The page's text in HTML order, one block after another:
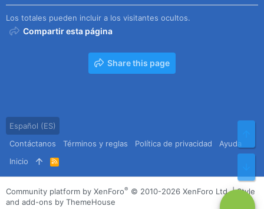
Los totales pueden incluir a los visitantes ocultos.
Compartir esta página
Share this page
Español (ES)
Contáctanos
Términos y reglas Política de privacidad
Ayuda
Inicio
R
S
S
Community platform by XenForo® © 2010-2026 XenForo Ltd. |Style
and add-ons by ThemeHouse